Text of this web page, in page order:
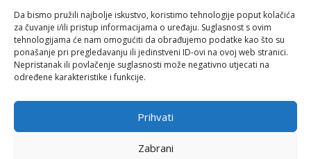
Da bismo pružili najbolje iskustvo, koristimo tehnologije poput kolačića
za čuvanje i/ili pristup informacijama o uređaju. Suglasnost s ovim
tehnologijama će nam omogućiti da obrađujemo podatke kao što su
ponašanje pri pregledavanju ili jedinstveni ID-ovi na ovoj web stranici.
Nepristanak ili povlačenje suglasnosti može negativno utjecati na
određene karakteristike i funkcije.
Prihvati
Zabrani
Email: rimeteoATyahoo.com
Politika privatnosti